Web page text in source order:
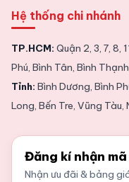
Hệ thống chi nhánh
TP.HCM: Quận 2, 3, 7, 8,
Phú, Bình Tân, Bình
Tỉnh: Bình Dương, Bình
Long, Bến Tre, Vũng Tàu,
Đăng kí nhận
Nhận ưu đãi & bảng